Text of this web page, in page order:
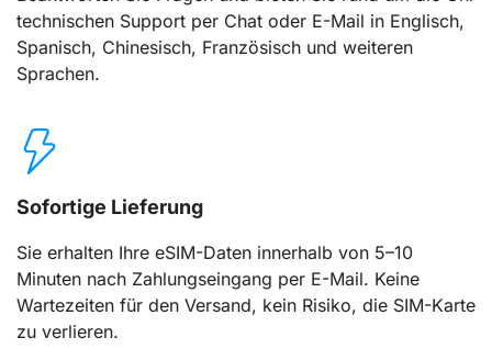
technischen Support per Chat oder E-Mail in Englisch,
Spanisch, Chinesisch, Französisch und weiteren
Sprachen.
Sofortige Lieferung
Sie erhalten Ihre eSIM-Daten innerhalb von 5–10
Minuten nach Zahlungseingang per E-Mail. Keine
Wartezeiten für den Versand, kein Risiko, die SIM-Karte
zu verlieren.